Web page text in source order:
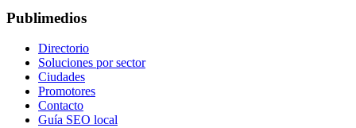
Publimedios
Directorio
Soluciones por sector
Ciudades
Promotores
Contacto
Guía SEO local